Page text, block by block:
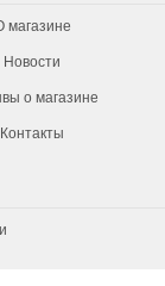
магазине
Новости
о магазине
Контакты